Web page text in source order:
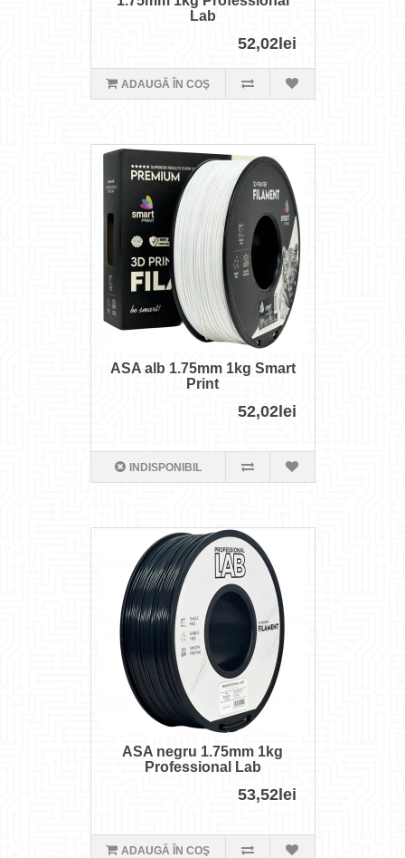
Lab
52,02lei
ADAUGĂ ÎN COŞ
ASA alb 1.75mm 1kg Smart
Print
52,02lei
INDISPONIBIL
ASA negru 1.75mm 1kg
Professional Lab
53,52lei
ADAUGĂ ÎN COŞ